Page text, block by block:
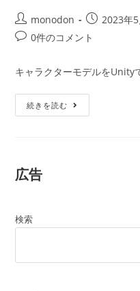
投
稿
monodon
投
稿
日:
2023年
投
コ
メ
ン
ト:
0件のコメント
キャラクターモデルをUnity
続きを読む Unity
で
ん
広告
検索